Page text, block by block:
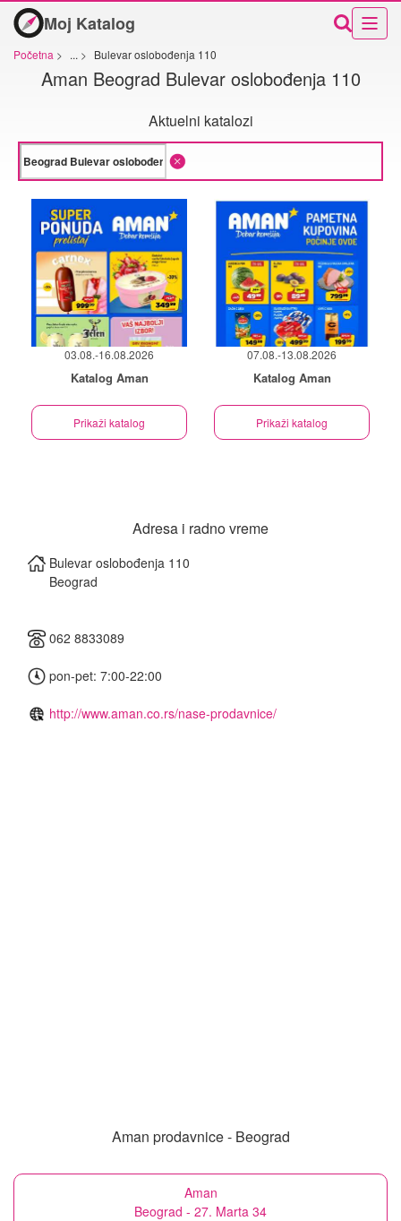
Moj Katalog
Početna > ... > Bulevar oslobođenja 110
Aman Beograd Bulevar oslobođenja 110
Aktuelni katalozi
03.08.-16.08.2026
Katalog Aman
Prikaži katalog
07.08.-13.08.2026
Katalog Aman
Prikaži katalog
Adresa i radno vreme
Bulevar oslobođenja 110
Beograd
062 8833089
pon-pet: 7:00-22:00
http://www.aman.co.rs/nase-prodavnice/
Aman prodavnice - Beograd
Aman
Beograd - 27. Marta 34